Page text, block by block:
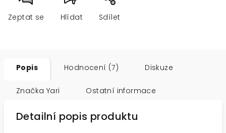
Zeptat se Hlídat Sdílet
Popis Hodnocení (7) Diskuze
Značka Yari Ostatní informace
Detailní popis produktu